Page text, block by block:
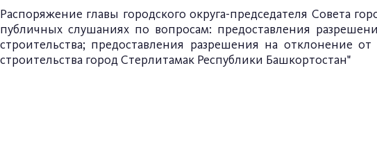
Распоряжение главы городского округа-председателя Совета
публичных слушаниях по вопросам: предоставления
строительства; предоставления разрешения на отклонение
строительства город Стерлитамак Республики Башкортостан"